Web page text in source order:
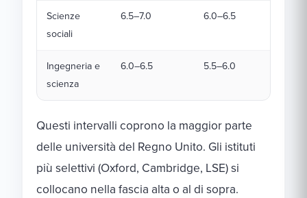
Scienze
sociali
6.5–7.0 6.0–6.5
Ingegneria e
scienza
6.0–6.5 5.5–6.0
Questi intervalli coprono la maggior parte
delle università del Regno Unito. Gli istituti
più selettivi (Oxford, Cambridge, LSE) si
collocano nella fascia alta o al di sopra.